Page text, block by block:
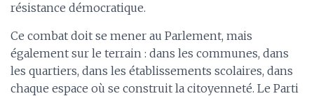
résistance démocratique.
Ce combat doit se mener au Parlement, mais
également sur le terrain : dans les communes, dans
les quartiers, dans les établissements scolaires, dans
chaque espace où se construit la citoyenneté. Le Parti